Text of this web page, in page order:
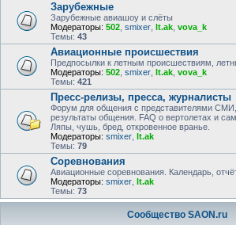
Зарубежные
Зарубежные авиашоу и слёты
Модераторы: 502 smixer lt.ak vova_k
Темы: 43
Авиационные происшествия
Предпосылки к летным происшествиям,
Модераторы: 502 smixer lt.ak vova_k
Темы: 421
Пресс-релизы, пресса, журналисты
Форум для общения с представителями
результаты общения. FAQ о вертолетах и
Ляпы, чушь, бред, откровенное вранье.
Модераторы: smixer lt.ak
Темы: 79
Соревнования
Авиационные соревнования. Календарь,
Модераторы: smixer lt.ak
Темы: 73
Сообщество SAON.ru